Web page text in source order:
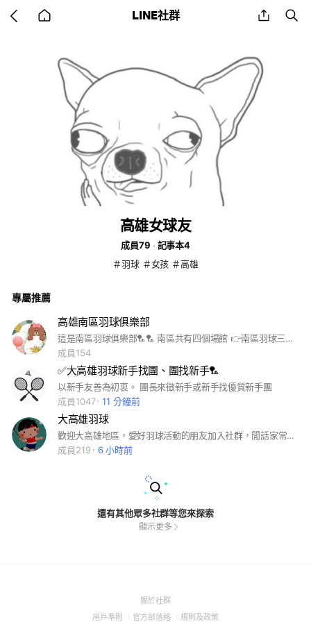
back LINE社群 share
高雄女球友
成員79
記事本4
＃羽球 ＃女孩 ＃高雄
專屬推薦
高雄南區羽球俱樂部
這是南區羽球俱樂部🏸🏸 南區共有四個場館 👉南區羽球三民館 807高雄市三民區昌裕街92號 👉南區羽球左營館 813高雄市左營區自由三路101巷12號 👉南區羽球鳳山館 830高雄市鳳山區武營路134巷51號 👉南區羽球vip館 807高雄市三民區大園街8號 (本場地有小型健身房可以使用🏋️) 各場館皆備有教練🏅 歡迎在南區羽球館運動的球友及教學的教練 po文徵求球友及學友！ #羽球 #南區 #暢打 #學球 #教練 #球館
成員154
✅大高雄羽球新手找團、團找新手🏸️
以新手友善為初衷。 團長來徵新手或新手找優質新手團
成員1047
11 分鐘前
大高雄羽球
歡迎大高雄地區，愛好羽球活動的朋友加入社群，閒話家常，切磋球技。
成員219
6 小時前
還有其他眾多社群等您來探索
顯示更多
關於社群(Open
用戶準則 (Open
官方部落格 (Open
規則及政策(Open